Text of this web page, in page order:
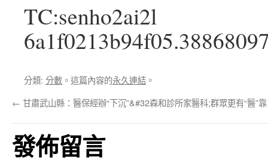
TC:senho2ai2l
分類: 分數 。這篇內容的永久連結 。
← 甘肅武山縣：醫保經辦“下沉”&#32森和診所家醫科;群眾更有“醫”靠
發佈留言